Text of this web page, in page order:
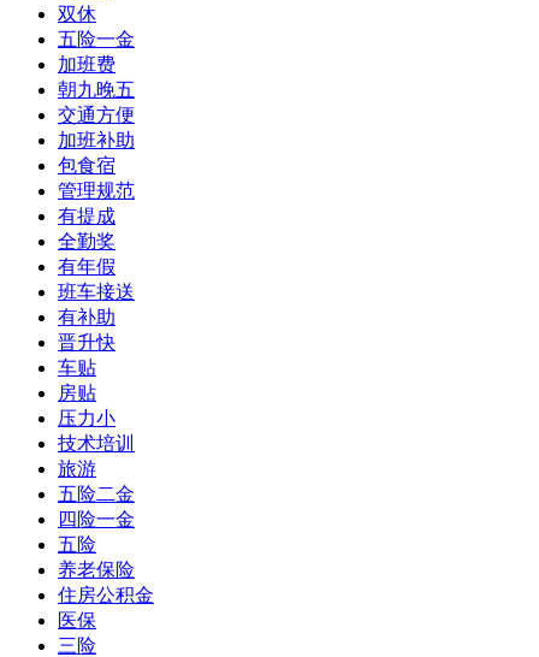
双休
五险一金
加班费
朝九晚五
交通方便
加班补助
包食宿
管理规范
有提成
全勤奖
有年假
班车接送
有补助
晋升快
车贴
房贴
压力小
技术培训
旅游
五险二金
四险一金
五险
养老保险
住房公积金
医保
三险